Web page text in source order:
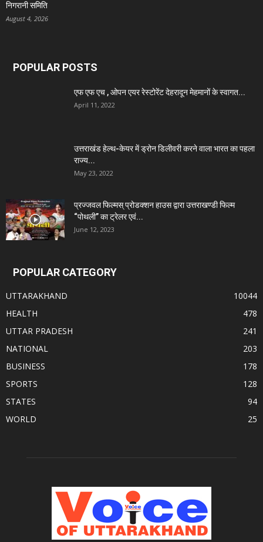
निगरानी समिति
August 4, 2026
POPULAR POSTS
एफ एफ एच , ओपन एयर रेस्टोरेंट देहरादून मेहमानों के स्वागत...
April 11, 2022
उत्तराखंड हेल्थ-केयर में ड्रोन डिलीवरी करने वाला भारत का पहला
राज्य...
May 23, 2022
प्रज्जवल फिल्मस् प्रोडक्शन हाउस द्वारा उत्तराखण्डी फिल्म
“पोथली” का ट्रेलर एवं...
June 12, 2023
POPULAR CATEGORY
UTTARAKHAND
10044
HEALTH
478
UTTAR PRADESH
241
NATIONAL
203
BUSINESS
178
SPORTS
128
STATES
94
WORLD
25